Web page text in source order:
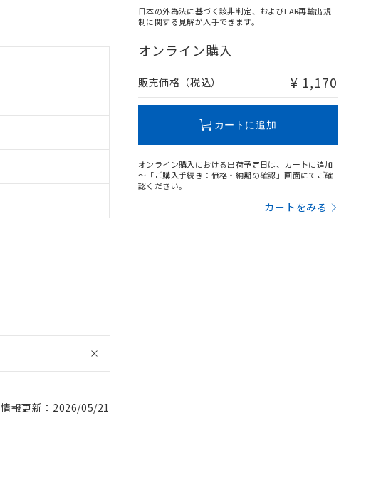
情報更新：2026/05/21
日本の外為法に基づく該非判定、およびEAR再輸出規
制に関する見解が入手できます。
オンライン購入
販売価格（税込） ¥ 1,170
カートに追加
オンライン購入における出荷予定日は、カートに追加
～「ご購入手続き：価格・納期の確認」画面にてご確
認ください。
カートをみる